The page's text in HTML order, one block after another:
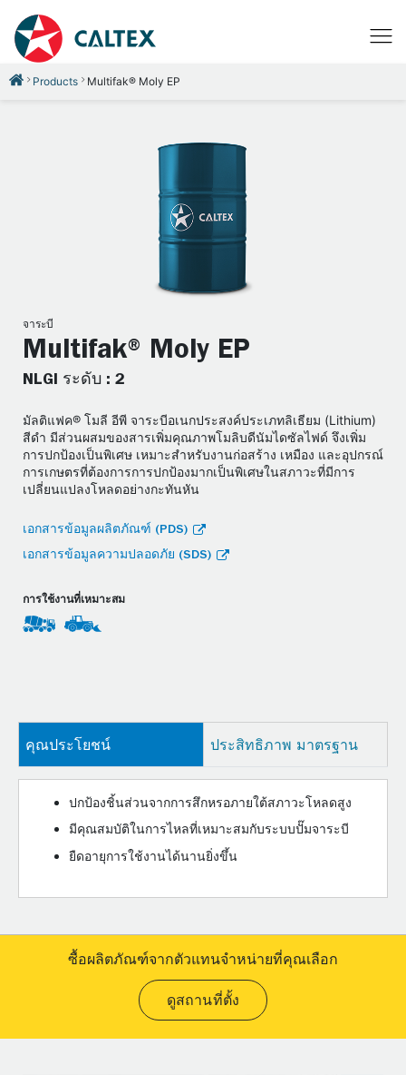
Products Multifak® Moly EP
จาระบี
Multifak® Moly EP
NLGI ระดับ : 2
มัลติแฟค® โมลี อีพี จาระบีอเนกประสงค์ประเภทลิเธียม (Lithium)
สีดำ มีส่วนผสมของสารเพิ่มคุณภาพโมลิบดีนัมไดซัลไฟด์ จึงเพิ่ม
การปกป้องเป็นพิเศษ เหมาะสำหรับงานก่อสร้าง เหมือง และอุปกรณ์
การเกษตรที่ต้องการการปกป้องมากเป็นพิเศษในสภาวะที่มีการ
เปลี่ยนแปลงโหลดอย่างกะทันหัน
เอกสารข้อมูลผลิตภัณฑ์ (PDS)
เอกสารข้อมูลความปลอดภัย (SDS)
การใช้งานที่เหมาะสม
คุณประโยชน์ ประสิทธิภาพ มาตรฐาน
ปกป้องชิ้นส่วนจากการสึกหรอภายใต้สภาวะโหลดสูง
มีคุณสมบัติในการไหลที่เหมาะสมกับระบบปั๊มจาระบี
ยืดอายุการใช้งานได้นานยิ่งขึ้น
ซื้อผลิตภัณฑ์จากตัวแทนจำหน่ายที่คุณเลือก
ดูสถานที่ตั้ง